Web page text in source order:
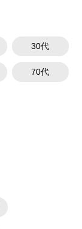
30代
70代